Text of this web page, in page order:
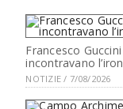
Francesco
incontravano
NOTIZIE / 7/08/2026